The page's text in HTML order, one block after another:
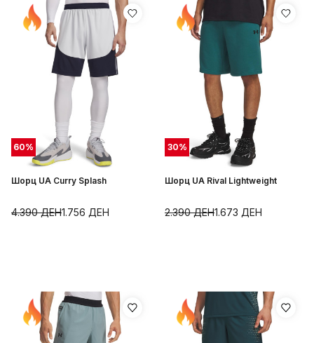
60%
Шорц UA Curry Splash
1.756 ДЕН
4.390ДЕН
30%
Шорц UA Rival Lightweight
1.673 ДЕН
2.390ДЕН